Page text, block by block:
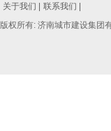
关于我们 | 联系我们 |
版权所有: 济南城市建设集团